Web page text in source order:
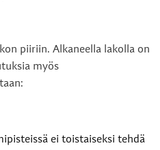
piiriin. Alkaneella lakolla on
myös
ei toistaiseksi tehdä